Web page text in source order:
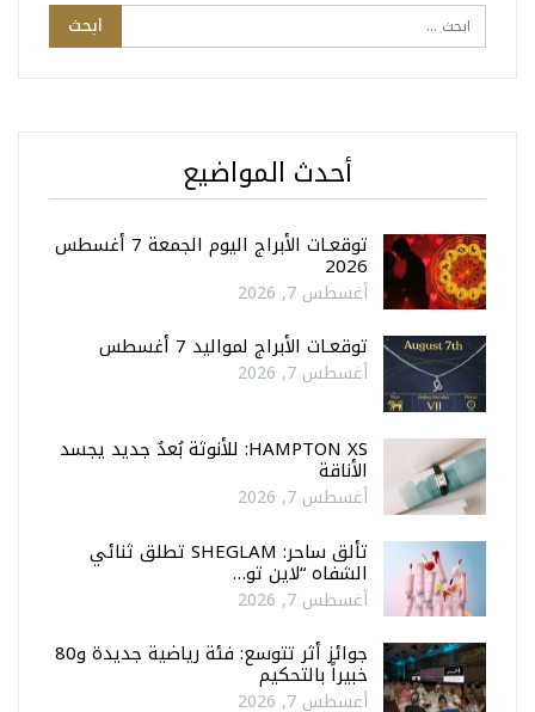
أحدث المواضيع
توقعـات الأبراج اليوم الجمعة 7 أغسطس
2026
أغسطس 7, 2026
توقعـات الأبراج لمواليد 7 أغسطس
أغسطس 7, 2026
HAMPTON XS: للأنوثة بُعدٌ جديد يجسد
الأناقة
أغسطس 7, 2026
تألق ساحر: SHEGLAM تطلق ثنائي
الشفاه “لاين تو…
أغسطس 7, 2026
جوائز أثر تتوسع: فئة رياضية جديدة و80
خبيراً بالتحكيم
أغسطس 7, 2026